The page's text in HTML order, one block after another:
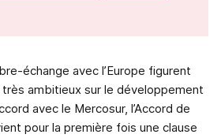
échange avec l’Europe figurent
ambitieux sur le développement
avec le Mercosur, l’Accord de
pour la première fois une clause